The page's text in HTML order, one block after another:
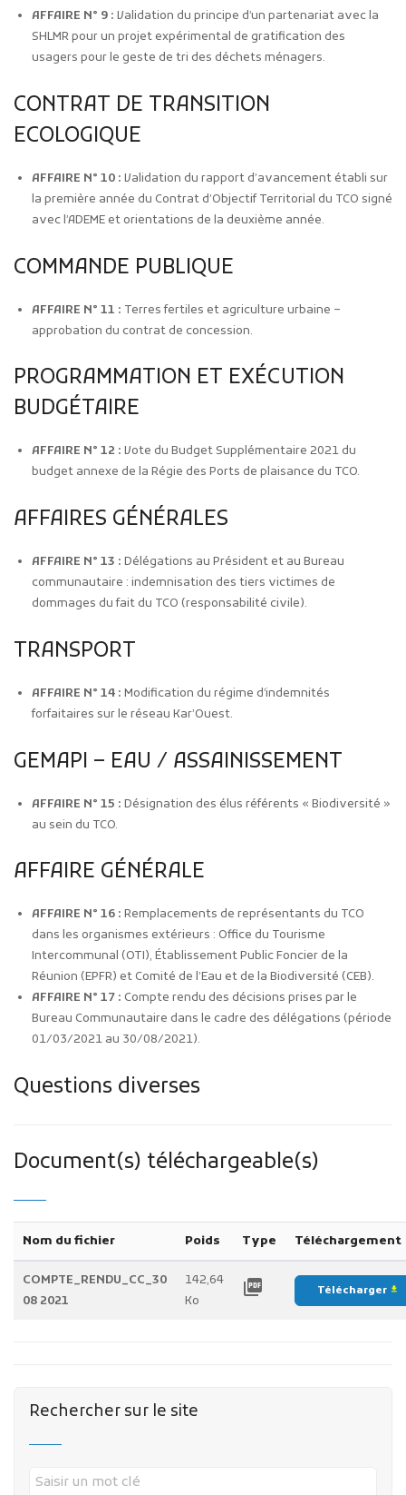
AFFAIRE N° 9 : Validation du principe d’un partenariat avec la
SHLMR pour un projet expérimental de gratification des
usagers pour le geste de tri des déchets ménagers.
CONTRAT DE TRANSITION
ECOLOGIQUE
AFFAIRE N° 10 : Validation du rapport d’avancement établi sur
la première année du Contrat d’Objectif Territorial du TCO signé
avec l’ADEME et orientations de la deuxième année.
COMMANDE PUBLIQUE
AFFAIRE N° 11 : Terres fertiles et agriculture urbaine –
approbation du contrat de concession.
PROGRAMMATION ET EXÉCUTION
BUDGÉTAIRE
AFFAIRE N° 12 : Vote du Budget Supplémentaire 2021 du
budget annexe de la Régie des Ports de plaisance du TCO.
AFFAIRES GÉNÉRALES
AFFAIRE N° 13 : Délégations au Président et au Bureau
communautaire : indemnisation des tiers victimes de
dommages du fait du TCO (responsabilité civile).
TRANSPORT
AFFAIRE N° 14 : Modification du régime d’indemnités
forfaitaires sur le réseau Kar’Ouest.
GEMAPI – EAU / ASSAINISSEMENT
AFFAIRE N° 15 : Désignation des élus référents « Biodiversité »
au sein du TCO.
AFFAIRE GÉNÉRALE
AFFAIRE N° 16 : Remplacements de représentants du TCO
dans les organismes extérieurs : Office du Tourisme
Intercommunal (OTI), Établissement Public Foncier de la
Réunion (EPFR) et Comité de l’Eau et de la Biodiversité (CEB).
AFFAIRE N° 17 : Compte rendu des décisions prises par le
Bureau Communautaire dans le cadre des délégations (période
01/03/2021 au 30/08/2021).
Questions diverses
Document(s) téléchargeable(s)
Nom du fichier Poids Type Téléchargement
COMPTE_RENDU_CC_30
08 2021
142,64
Ko
picture_as_pdf Télécharger file_download
Rechercher sur le site